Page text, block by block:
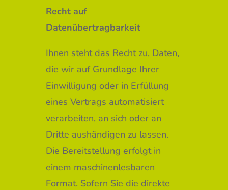
Recht auf
Datenübertragbarkeit
Ihnen steht das Recht zu, Daten,
die wir auf Grundlage Ihrer
Einwilligung oder in Erfüllung
eines Vertrags automatisiert
verarbeiten, an sich oder an
Dritte aushändigen zu lassen.
Die Bereitstellung erfolgt in
einem maschinenlesbaren
Format. Sofern Sie die direkte